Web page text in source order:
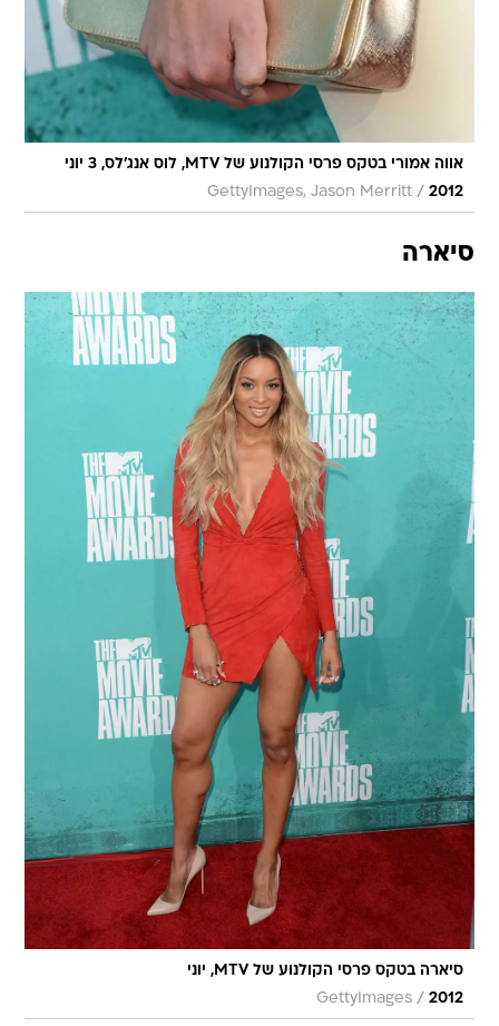
אווה אמורי בטקס פרסי הקולנוע של MTV, לוס אנג'לס, 3 יוני
2012
/
GettyImages, Jason Merritt
סיארה
סיארה בטקס פרסי הקולנוע של MTV, יוני
2012
/
GettyImages